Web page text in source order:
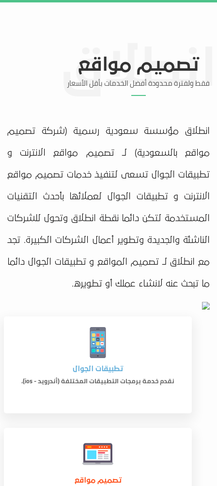
تصميم مواقع
فقط ولفترة محدودة أفضل الخدمات بأقل الأسعار
انطلاق مؤسسة سعودية رسمية (شركة تصميم
مواقع بالسعودية) لـ تصميم مواقع الانترنت و
تطبيقات الجوال تسعى لتنفيذ خدمات تصميم مواقع
الانترنت و تطبيقات الجوال لعملائها بأحدث التقنيات
المستخدمة لتكن دائما نقطة انطلاق وتحول للشركات
الناشئة والجديدة وتطوير أعمال الشركات الكبيرة. تجد
مع انطلاق لـ تصميم المواقع و تطبيقات الجوال دائما
ما تبحث عنه لانشاء عملك أو تطويره.
تطبيقات الجوال
نقدم خدمة برمجات التطبيقات المختلفة (أندرويد - ios).
تصميم مواقع